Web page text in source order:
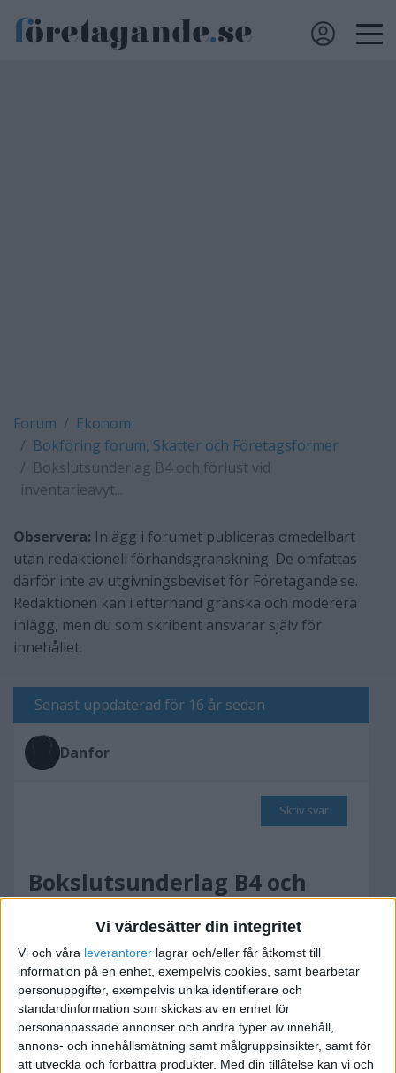
Vi värdesätter din integritet
Vi och våra leverantorer lagrar och/eller får åtkomst till
information på en enhet, exempelvis cookies, samt bearbetar
personuppgifter, exempelvis unika identifierare och
standardinformation som skickas av en enhet för
personanpassade annonser och andra typer av innehåll,
annons- och innehållsmätning samt målgruppsinsikter, samt för
att utveckla och förbättra produkter. Med din tillåtelse kan vi och
Forum
Ekonomi
Bokföring forum, Skatter och Företagsformer
Bokslutsunderlag B4 och förlust vid
inventarieavyt...
Observera: Inlägg i forumet publiceras omedelbart
utan redaktionell förhandsgranskning. De omfattas
därför inte av utgivningsbeviset för Företagande.se.
Redaktionen kan i efterhand granska och moderera
inlägg, men du som skribent ansvarar själv för
innehållet.
Senast uppdaterad för 16 år sedan
Danfor
Skriv svar
Bokslutsunderlag B4 och
förlust vid
inventarieavyttring
2010-05-02 19:50
Hej!
Jag har för enkelhetens skull alltid skrivit av mina